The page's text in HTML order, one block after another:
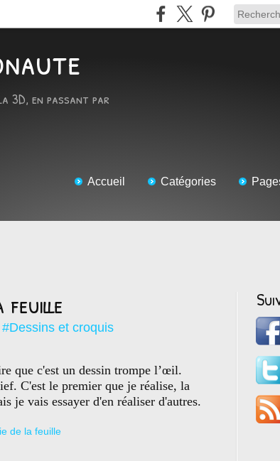
3D, en passant par
Accueil Catégories
feuille
#Dessins et croquis
que c'est un dessin trompe l’œil.
C'est le premier que je réalise, la
je vais essayer d'en réaliser d'autres.